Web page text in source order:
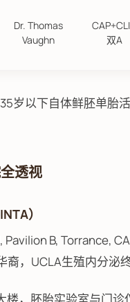
Dr. Thomas
Vaughn
双A
岁以下自体鲜胚单胎
透视
）
B, Torrance,
裔，UCLA生殖内分泌